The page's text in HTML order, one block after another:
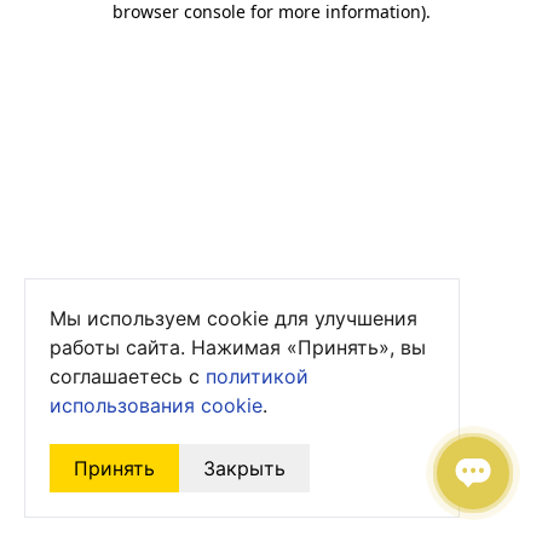
browser console for more information).
Мы используем cookie для улучшения
работы сайта. Нажимая «Принять», вы
соглашаетесь с политикой
использования cookie.
Принять Закрыть